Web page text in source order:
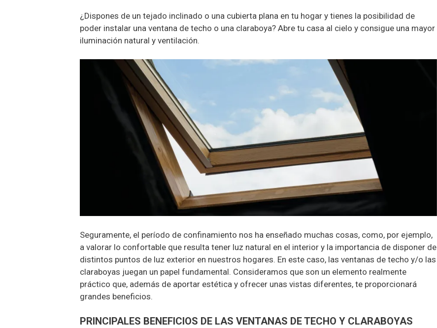
¿Dispones de un tejado inclinado o una cubierta plana en tu hogar y tienes la posibilidad de
poder instalar una ventana de techo o una claraboya? Abre tu casa al cielo y consigue una mayor
iluminación natural y ventilación.
Seguramente, el período de confinamiento nos ha enseñado muchas cosas, como, por ejemplo,
a valorar lo confortable que resulta tener luz natural en el interior y la importancia de disponer de
distintos puntos de luz exterior en nuestros hogares. En este caso, las ventanas de techo y/o las
claraboyas juegan un papel fundamental. Consideramos que son un elemento realmente
práctico que, además de aportar estética y ofrecer unas vistas diferentes, te proporcionará
grandes beneficios.
PRINCIPALES BENEFICIOS DE LAS VENTANAS DE TECHO Y CLARABOYAS